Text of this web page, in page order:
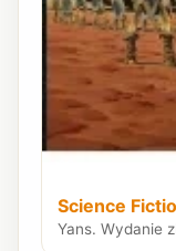
Science
Yans. Wydanie